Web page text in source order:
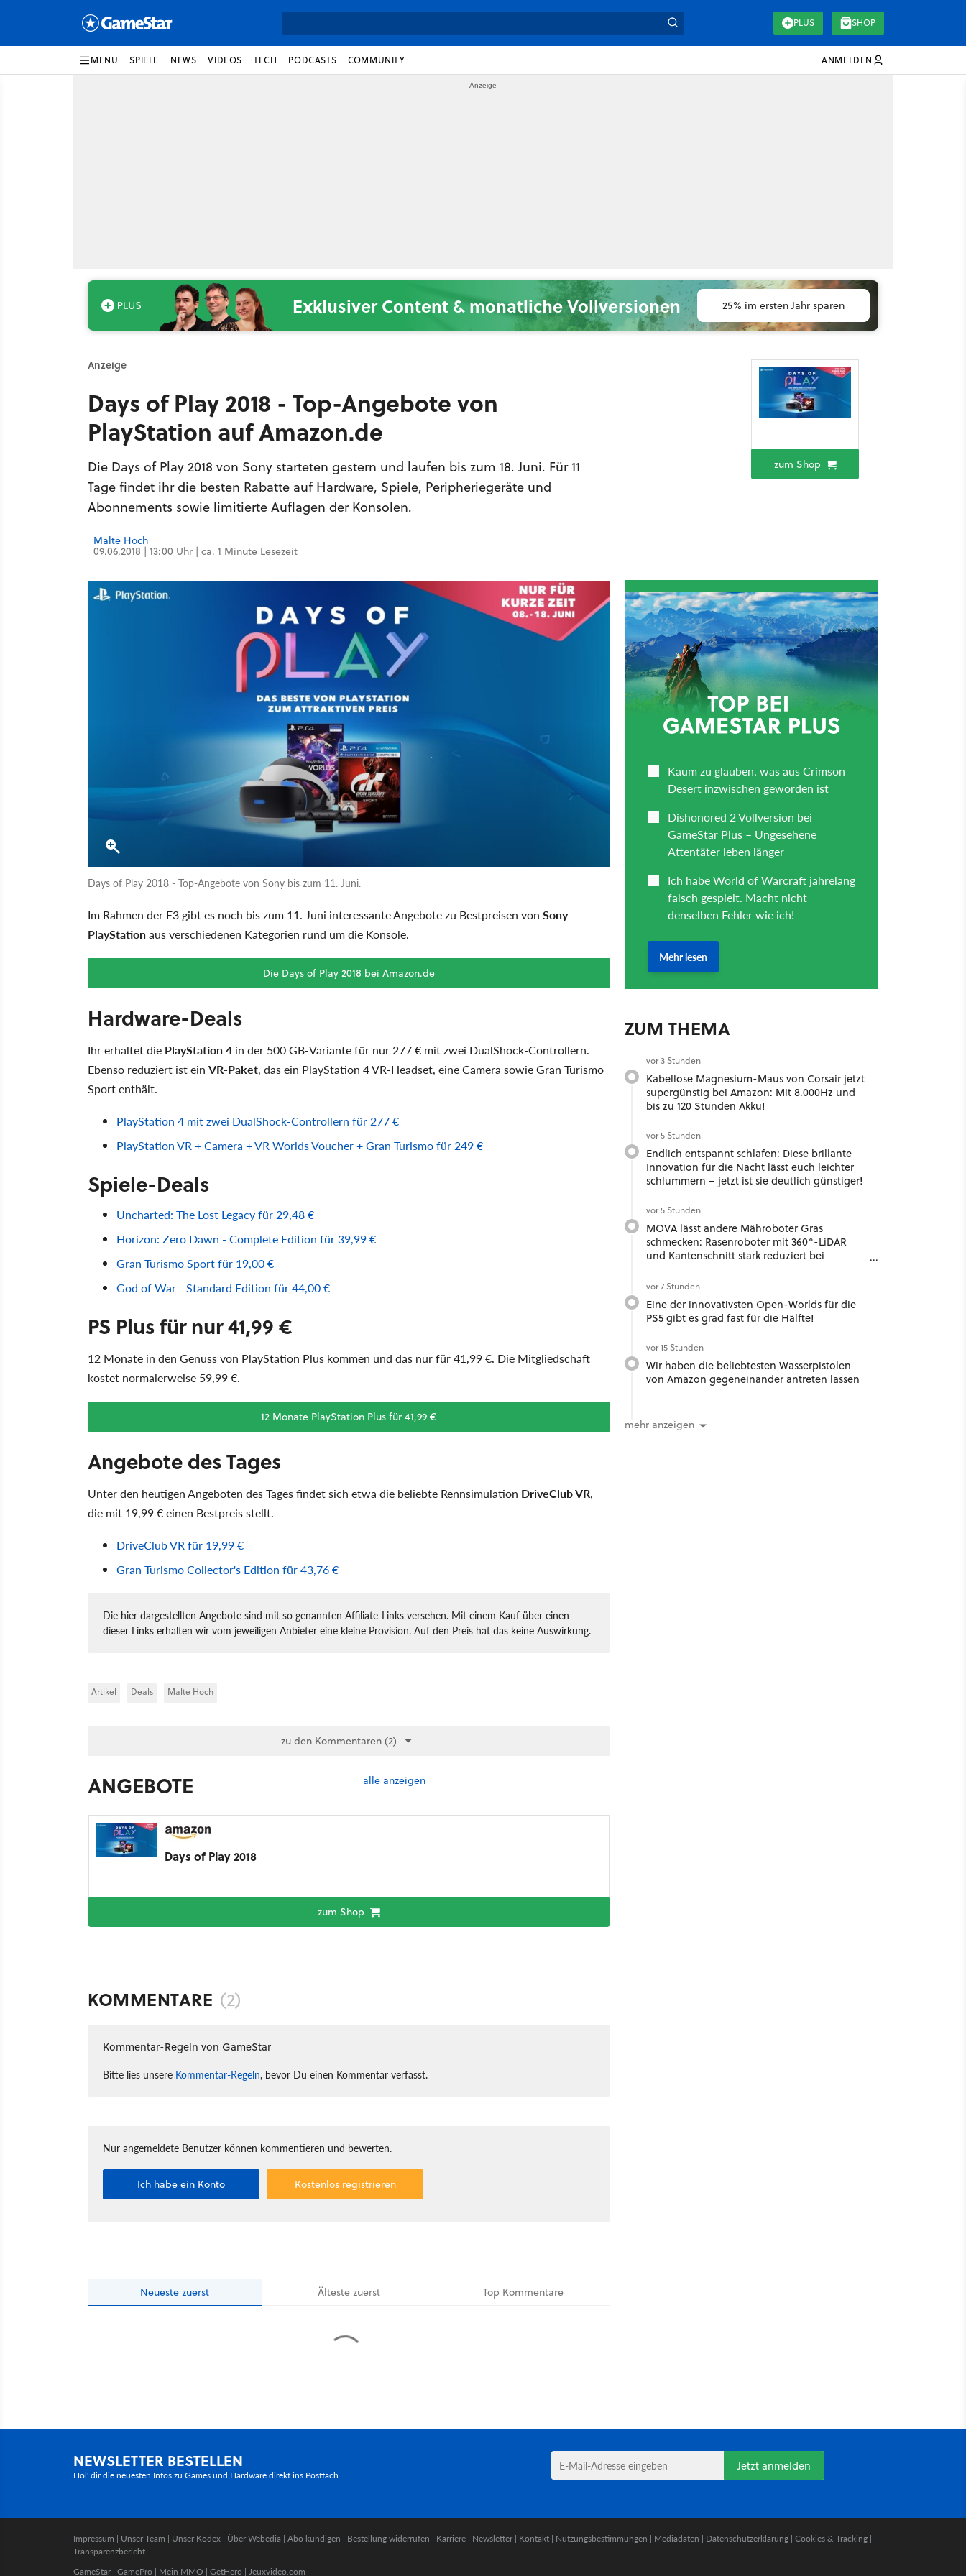
PLUS SHOP
MENU SPIELE NEWS VIDEOS TECH PODCASTS COMMUNITY ANMELDEN
Exklusiver Content & monatliche Vollversionen 25% im ersten Jahr sparen
Anzeige
Days of Play 2018 - Top-Angebote von
PlayStation auf Amazon.de
Die Days of Play 2018 von Sony starteten gestern und laufen bis zum 18. Juni. Für 11
Tage findet ihr die besten Rabatte auf Hardware, Spiele, Peripheriegeräte und
Abonnements sowie limitierte Auflagen der Konsolen.
zum Shop
Malte Hoch
09.06.2018 | 13:00 Uhr | ca. 1 Minute Lesezeit
Days of Play 2018 - Top-Angebote von Sony bis zum 11. Juni.
Im Rahmen der E3 gibt es noch bis zum 11. Juni interessante Angebote zu Bestpreisen von Sony
PlayStationaus verschiedenen Kategorien rund um die Konsole.
Die Days of Play 2018 bei Amazon.de
Hardware-Deals
Ihr erhaltet die PlayStation 4 in der 500 GB-Variante für nur 277 € mit zwei DualShock-Controllern.
Ebenso reduziert ist ein VR-Paket, das ein PlayStation 4 VR-Headset, eine Camera sowie Gran Turismo
Sport enthält.
PlayStation 4 mit zwei DualShock-Controllern für 277 €
PlayStation VR + Camera + VR Worlds Voucher + Gran Turismo für 249 €
Spiele-Deals
Uncharted: The Lost Legacy für 29,48 €
Horizon: Zero Dawn - Complete Edition für 39,99 €
Gran Turismo Sport für 19,00 €
God of War - Standard Edition für 44,00 €
PS Plus für nur 41,99 €
12 Monate in den Genuss von PlayStation Plus kommen und das nur für 41,99 €. Die Mitgliedschaft
kostet normalerweise 59,99 €.
12 Monate PlayStation Plus für 41,99 €
Angebote des Tages
Unter den heutigen Angeboten des Tages findet sich etwa die beliebte Rennsimulation DriveClub VR,
die mit 19,99 € einen Bestpreis stellt.
DriveClub VR für 19,99 €
Gran Turismo Collector's Edition für 43,76 €
Die hier dargestellten Angebote sind mit so genannten Affiliate-Links versehen. Mit einem Kauf über einen
dieser Links erhalten wir vom jeweiligen Anbieter eine kleine Provision. Auf den Preis hat das keine Auswirkung.
Artikel Deals Malte Hoch
zu den Kommentaren (2)
ANGEBOTE alle anzeigen
Days of Play 2018
zum Shop
KOMMENTARE (2)
Kommentar-Regeln von GameStar
Bitte lies unsere Kommentar-Regeln, bevor Du einen Kommentar verfasst.
Nur angemeldete Benutzer können kommentieren und bewerten.
Ich habe ein Konto Kostenlos registrieren
Neueste zuerst Ältestezuerst Top Kommentare
ZUM THEMA
vor 3 Stunden
Kabellose Magnesium-Maus von Corsair jetzt
supergünstig bei Amazon: Mit 8.000Hz und
bis zu 120 Stunden Akku!
vor 5 Stunden
Endlich entspannt schlafen: Diese brillante
Innovation für die Nacht lässt euch leichter
schlummern – jetzt ist sie deutlich günstiger!
vor 5 Stunden
MOVA lässt andere Mähroboter Gras
schmecken: Rasenroboter mit 360°-LiDAR
und Kantenschnitt stark reduziert bei
vor 7 Stunden
Eine der innovativsten Open-Worlds für die
PS5 gibt es grad fast für die Hälfte!
vor 15 Stunden
Wir haben die beliebtesten Wasserpistolen
von Amazon gegeneinander antreten lassen
mehr anzeigen
NEWSLETTER BESTELLEN
Hol' dir die neuesten Infos zu Games und Hardware direkt ins Postfach
Jetzt anmelden
Impressum | Unser Team | Unser Kodex | Über Webedia | Abo kündigen | Bestellung widerrufen | Karriere | Newsletter | Kontakt | Nutzungsbestimmungen | Mediadaten | Datenschutzerklärung | Cookies & Tracking |
Transparenzbericht
GameStar | GamePro | Mein MMO | GetHero | Jeuxvideo.com